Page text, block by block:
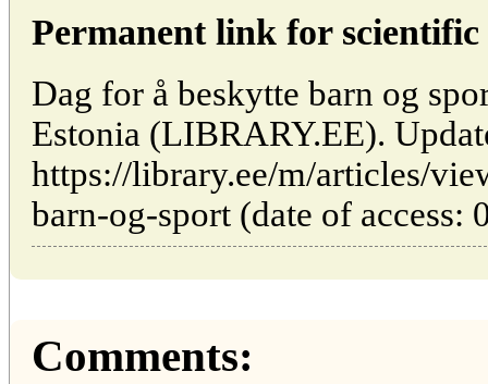
Permanent link for
Dag for å beskytte barn og
Estonia (LIBRARY.EE).
https://library.ee/m/articles/
barn-og-sport (date of access:
Comments: